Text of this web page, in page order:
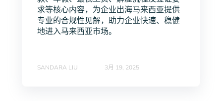
求等核心内容，为企业出海马来西亚提供
专业的合规性见解，助力企业快速、稳健
地进入马来西亚市场。
SANDARA LIU 3月 19, 2025